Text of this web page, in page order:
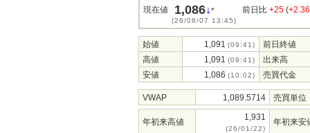
現在値 1,086↓*
(26/08/07 13:45)
前日比 +25 (
始値 1,091 (09:41)
前日終値
高値
1,091 (09:41)
出来高
安値
1,086 (10:02) 売買代金
VWAP 1,089.5714 売買単位
年初来高値 1,931
(26/01/22)
年初来安